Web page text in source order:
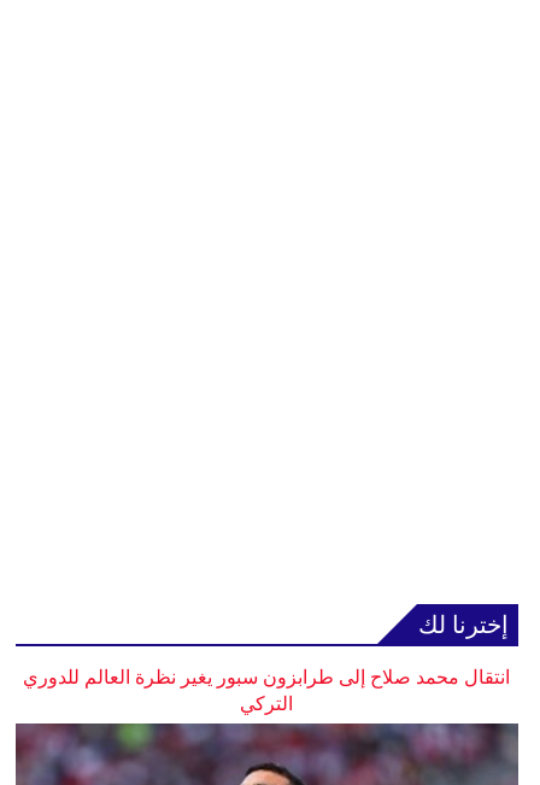
إخترنا لك
انتقال محمد صلاح إلى طرابزون سبور يغير نظرة العالم للدوري
التركي